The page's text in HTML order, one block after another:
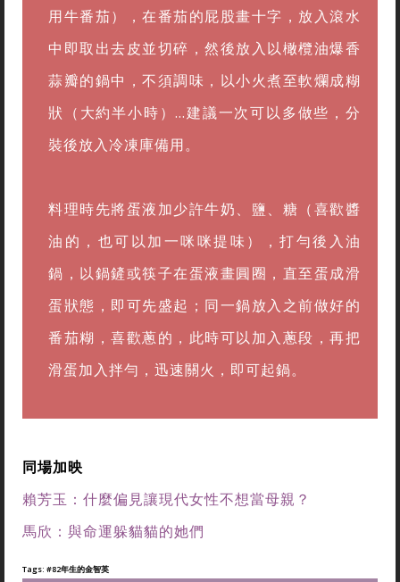
用牛番茄），在番茄的屁股畫十字，放入滾水
中即取出去皮並切碎，然後放入以橄欖油爆香
蒜瓣的鍋中，不須調味，以小火煮至軟爛成糊
狀（大約半小時）...建議一次可以多做些，分
裝後放入冷凍庫備用。
料理時先將蛋液加少許牛奶、鹽、糖（喜歡醬
油的，也可以加一咪咪提味），打勻後入油
鍋，以鍋鏟或筷子在蛋液畫圓圈，直至蛋成滑
蛋狀態，即可先盛起；同一鍋放入之前做好的
番茄糊，喜歡蔥的，此時可以加入蔥段，再把
滑蛋加入拌勻，迅速關火，即可起鍋。
同場加映
賴芳玉：什麼偏見讓現代女性不想當母親？
馬欣：與命運躲貓貓的她們
Tags: #82年生的金智英